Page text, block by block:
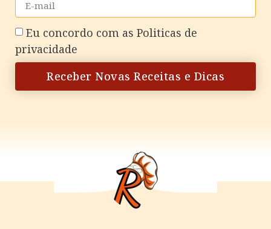
Eu concordo com as Politicas de
privacidade
Receber Novas Receitas e Dicas